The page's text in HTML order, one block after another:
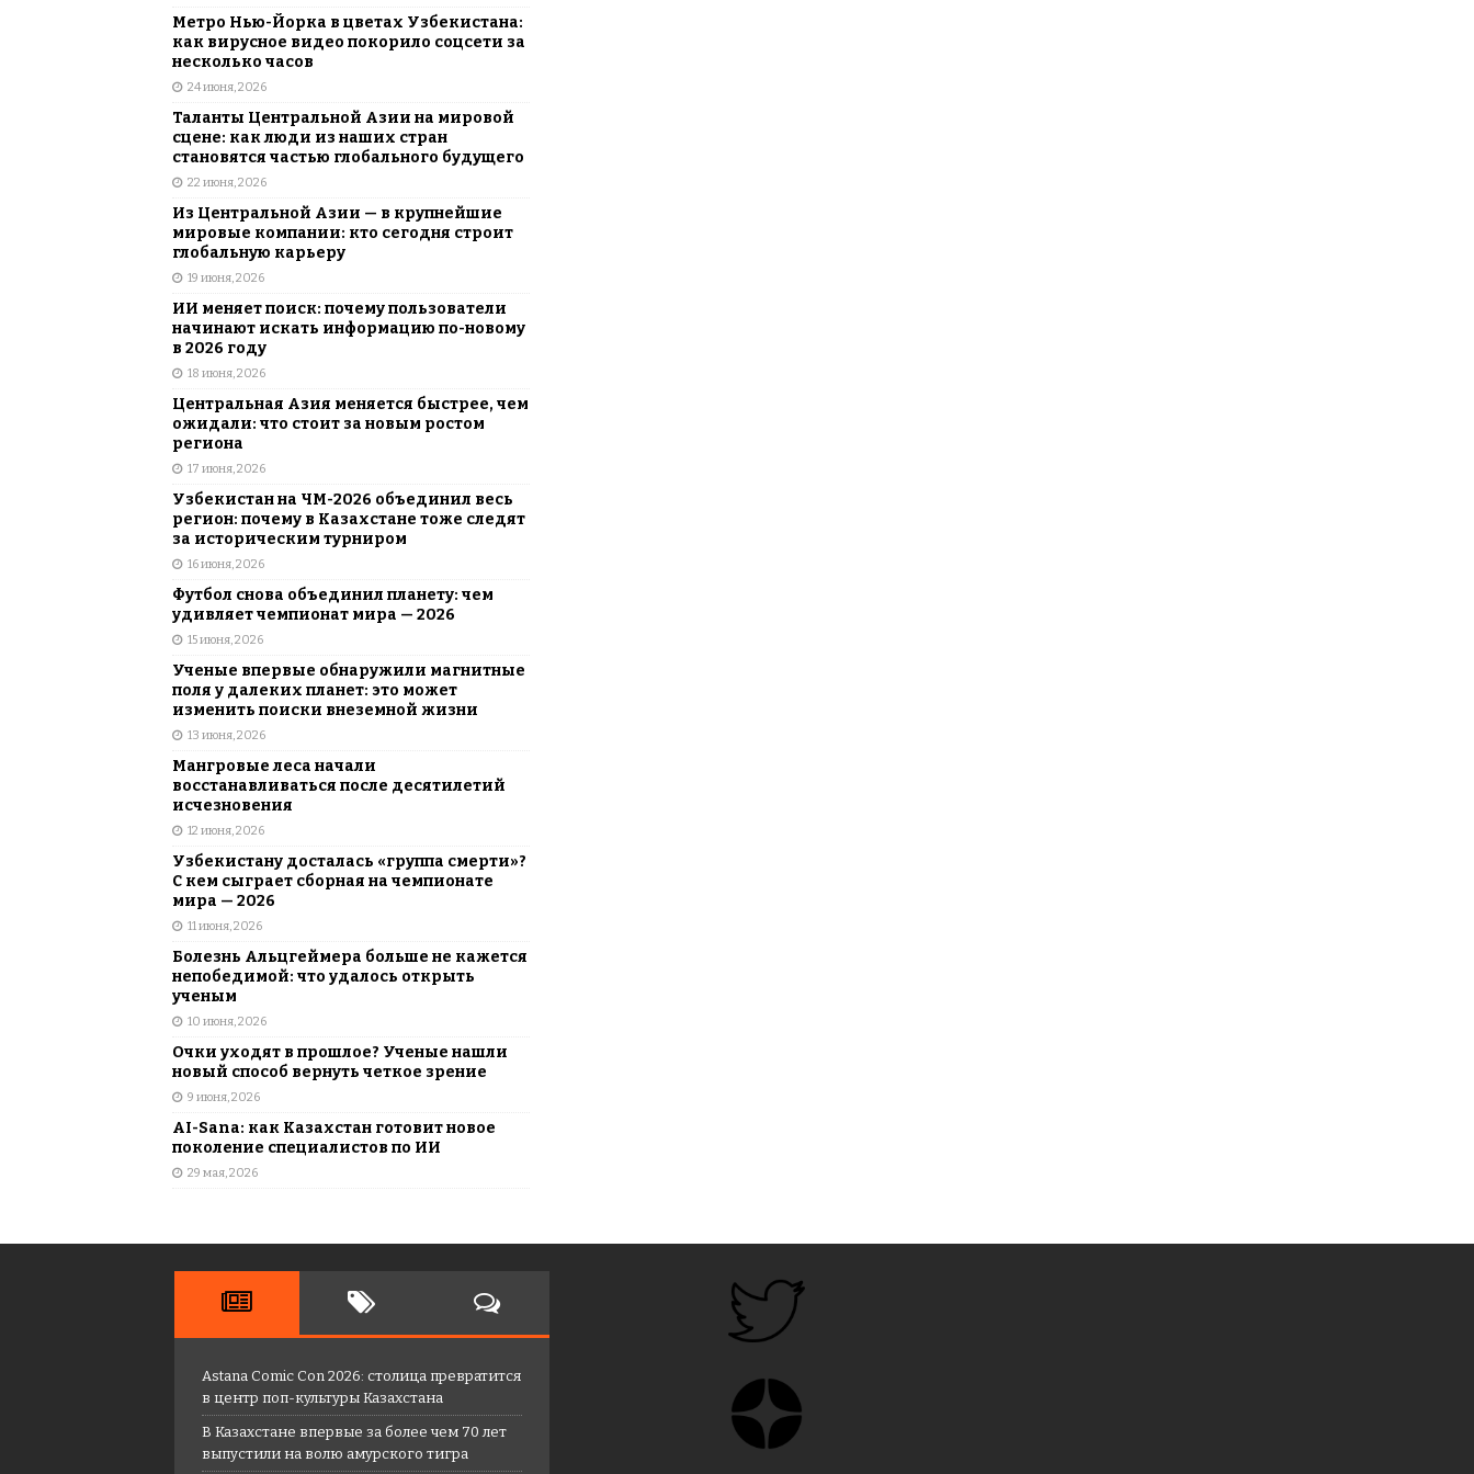
Метро Нью-Йорка в цветах Узбекистана:
как вирусное видео покорило соцсети за
несколько часов
24 июня, 2026
Таланты Центральной Азии на мировой
сцене: как люди из наших стран
становятся частью глобального будущего
22 июня, 2026
Из Центральной Азии — в крупнейшие
мировые компании: кто сегодня строит
глобальную карьеру
19 июня, 2026
ИИ меняет поиск: почему пользователи
начинают искать информацию по-новому
в 2026 году
18 июня, 2026
Центральная Азия меняется быстрее, чем
ожидали: что стоит за новым ростом
региона
17 июня, 2026
Узбекистан на ЧМ-2026 объединил весь
регион: почему в Казахстане тоже следят
за историческим турниром
16 июня, 2026
Футбол снова объединил планету: чем
удивляет чемпионат мира — 2026
15 июня, 2026
Ученые впервые обнаружили магнитные
поля у далеких планет: это может
изменить поиски внеземной жизни
13 июня, 2026
Мангровые леса начали
восстанавливаться после десятилетий
исчезновения
12 июня, 2026
Узбекистану досталась «группа смерти»?
С кем сыграет сборная на чемпионате
мира — 2026
11 июня, 2026
Болезнь Альцгеймера больше не кажется
непобедимой: что удалось открыть
ученым
10 июня, 2026
Очки уходят в прошлое? Ученые нашли
новый способ вернуть четкое зрение
9 июня, 2026
AI-Sana: как Казахстан готовит новое
поколение специалистов по ИИ
29 мая, 2026
Astana Comic Con 2026: столица превратится
в центр поп-культуры Казахстана
В Казахстане впервые за более чем 70 лет
выпустили на волю амурского тигра